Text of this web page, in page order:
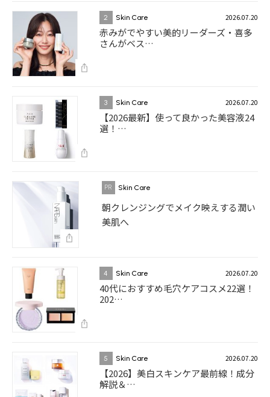
2 Skin Care 2026.07.20
赤みがでやすい美的リーダーズ・喜多
さんがベス…
3 Skin Care 2026.07.20
【2026最新】使って良かった美容液24
選！…
Skin Care
朝クレンジングでメイク映えする潤い
美肌へ
4 Skin Care 2026.07.20
40代におすすめ毛穴ケアコスメ22選！
202…
5 Skin Care 2026.07.20
【2026】美白スキンケア最前線！成分
解説＆…